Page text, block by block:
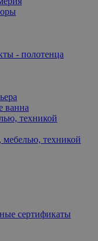
- полотенца
ванна
техникой
мебелью, техникой
сертификаты